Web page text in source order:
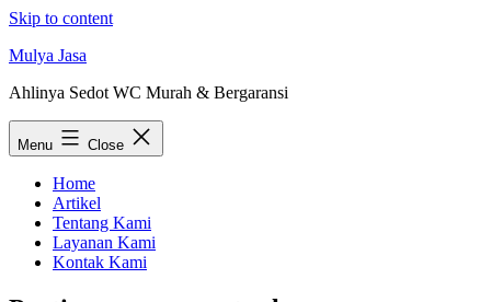
Skip to content
Mulya Jasa
Ahlinya Sedot WC Murah & Bergaransi
Menu Close
Home
Artikel
Tentang Kami
Layanan Kami
Kontak Kami